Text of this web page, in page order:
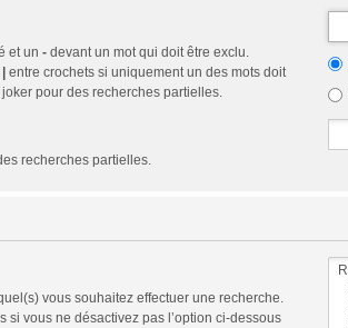
et un - devant un mot qui doit être exclu.
| entre crochets si uniquement un des mots doit
pour des recherches partielles.
recherches partielles.
vous souhaitez effectuer une recherche.
si vous ne désactivez pas l’option ci-dessous